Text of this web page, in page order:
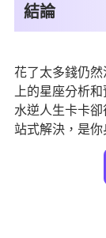
結論
花了太多錢仍
上的星座分析
水逆人生卡卡
站式解決，是你